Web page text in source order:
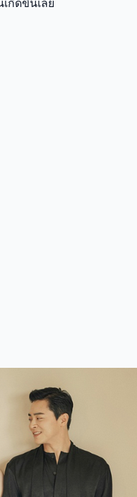
กิดขึ้นเลย